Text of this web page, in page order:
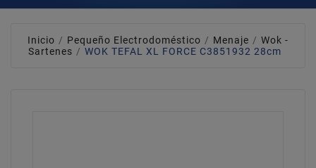
Inicio Pequeño Electrodoméstico Menaje
Wok -
Sartenes
WOK TEFAL XL FORCE C3851932 28cm